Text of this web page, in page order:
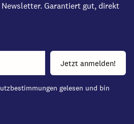
Garantiert gut, direkt
gelesen und bin